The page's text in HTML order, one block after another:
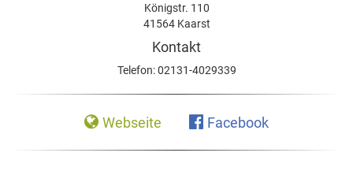
Königstr. 110
41564 Kaarst
Kontakt
Telefon: 02131-4029339
Webseite Facebook